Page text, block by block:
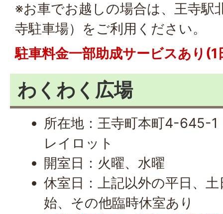
※お車でお越しの場合は、王寺駅
寺駐車場）をご利用ください。
駐車料金一部助成サービスあり
わくわく広場
所在地：王寺町本町4-645-
レイロット
開室日：火曜、水曜
休室日：上記以外の平日、
始、その他臨時休室あり